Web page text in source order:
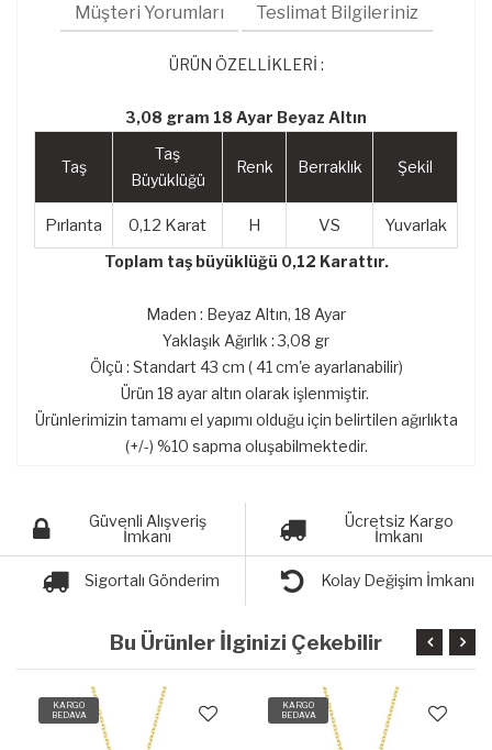
Müşteri Yorumları Teslimat Bilgileriniz
ÜRÜN ÖZELLİKLERİ :
3,08 gram 18 Ayar Beyaz Altın
Taş
Taş
Büyüklüğü
Renk Berraklık Şekil
Pırlanta 0,12 Karat H VS Yuvarlak
Toplam taş büyüklüğü 0,12 Karattır.
Maden : Beyaz Altın, 18 Ayar
Yaklaşık Ağırlık : 3,08 gr
Ölçü : Standart 43 cm ( 41 cm'e ayarlanabilir)
Ürün 18 ayar altın olarak işlenmiştir.
Ürünlerimizin tamamı el yapımı olduğu için belirtilen ağırlıkta
(+/-) %10 sapma oluşabilmektedir.
Güvenli Alışveriş
İmkanı
Ücretsiz Kargo
İmkanı
Sigortalı Gönderim Kolay Değişim İmkanı
Bu Ürünler İlginizi Çekebilir
KARGO
BEDAVA
KARGO
BEDAVA